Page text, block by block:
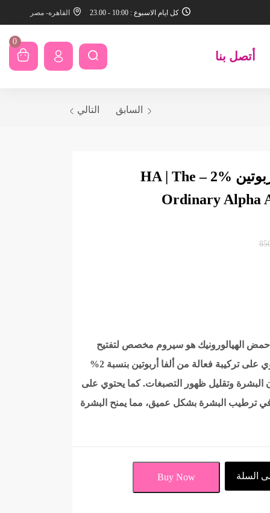
كل ايام الاسبوع : 10:00 - 23.00 القاهره- مصر
أتصل بنا
0
السابق التالي
ذا أورديناري ألفا أربوتين %2 – HA | The
Ordinary Alpha
ألفا أربوتين 2% مع حمض الهيالورونيك هو سيروم مخصص لتفتيح
البشرة وتقليل البقع الداكنة. يحتوي على تركيبة فعالة من ألفا أربوتين بنسبة 2%
وتقليل ظهور التصبغات. كما يحتوي على
ترطيب البشرة بشكل عميق، مما يمنح البشرة
السلة Buy Now